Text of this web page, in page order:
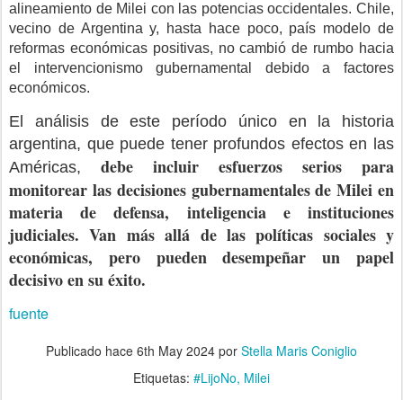
alineamiento de Milei con las potencias occidentales. Chile,
vecino de Argentina y, hasta hace poco, país modelo de
reformas económicas positivas, no cambió de rumbo hacia
el intervencionismo gubernamental debido a factores
económicos.
El análisis de este período único en la historia
argentina, que puede tener profundos efectos en las
Américas, debe incluir esfuerzos serios para
monitorear las decisiones gubernamentales de Milei en
materia de defensa, inteligencia e instituciones
judiciales. Van más allá de las políticas sociales y
económicas, pero pueden desempeñar un papel
decisivo en su éxito.
fuente
Publicado hace 6th May 2024 por Stella Maris Coniglio
Etiquetas: #LijoNo Milei